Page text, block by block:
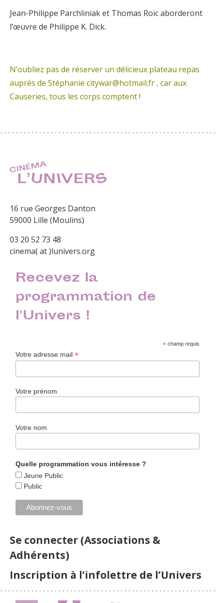
Jean-Philippe Parchliniak et Thomas Roïc aborderont
l’œuvre de Philippe K. Dick.
N’oubliez pas de réserver un délicieux plateau repas
auprès de Stéphanie citywar@hotmail.fr , car aux
Causeries, tous les corps comptent !
16 rue Georges Danton
59000 Lille (Moulins)
03 20 52 73 48
cinema( at )lunivers.org
Recevez la
programmation de
l'Univers !
* champ requis
Votre adresse mail*
Votre prénom
Votre nom
Quelle programmation vous intéresse ?
Jeune Public
Public
Se connecter (Associations &
Adhérents)
Inscription à l’infolettre de l’Univers